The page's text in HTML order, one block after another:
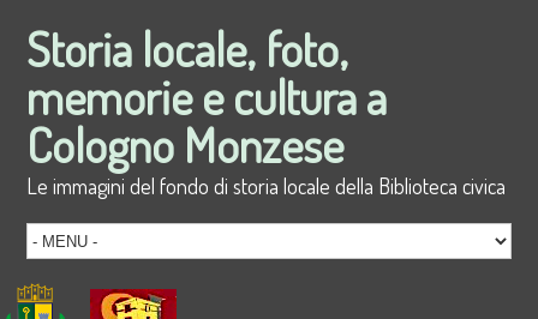
Storia locale, foto,
memorie e cultura a
Cologno Monzese
Le immagini del fondo di storia locale della Biblioteca civica